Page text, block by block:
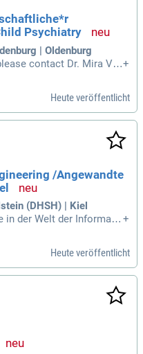
Psychiatry
| Oldenburg
contact Dr. Mira Va +
Heute veröffentlicht
/Angewandte
(DHSH) | Kiel
in der Welt der Informati
wir das perfekte An
(Bachelor of Science).
+
Heute veröffentlicht